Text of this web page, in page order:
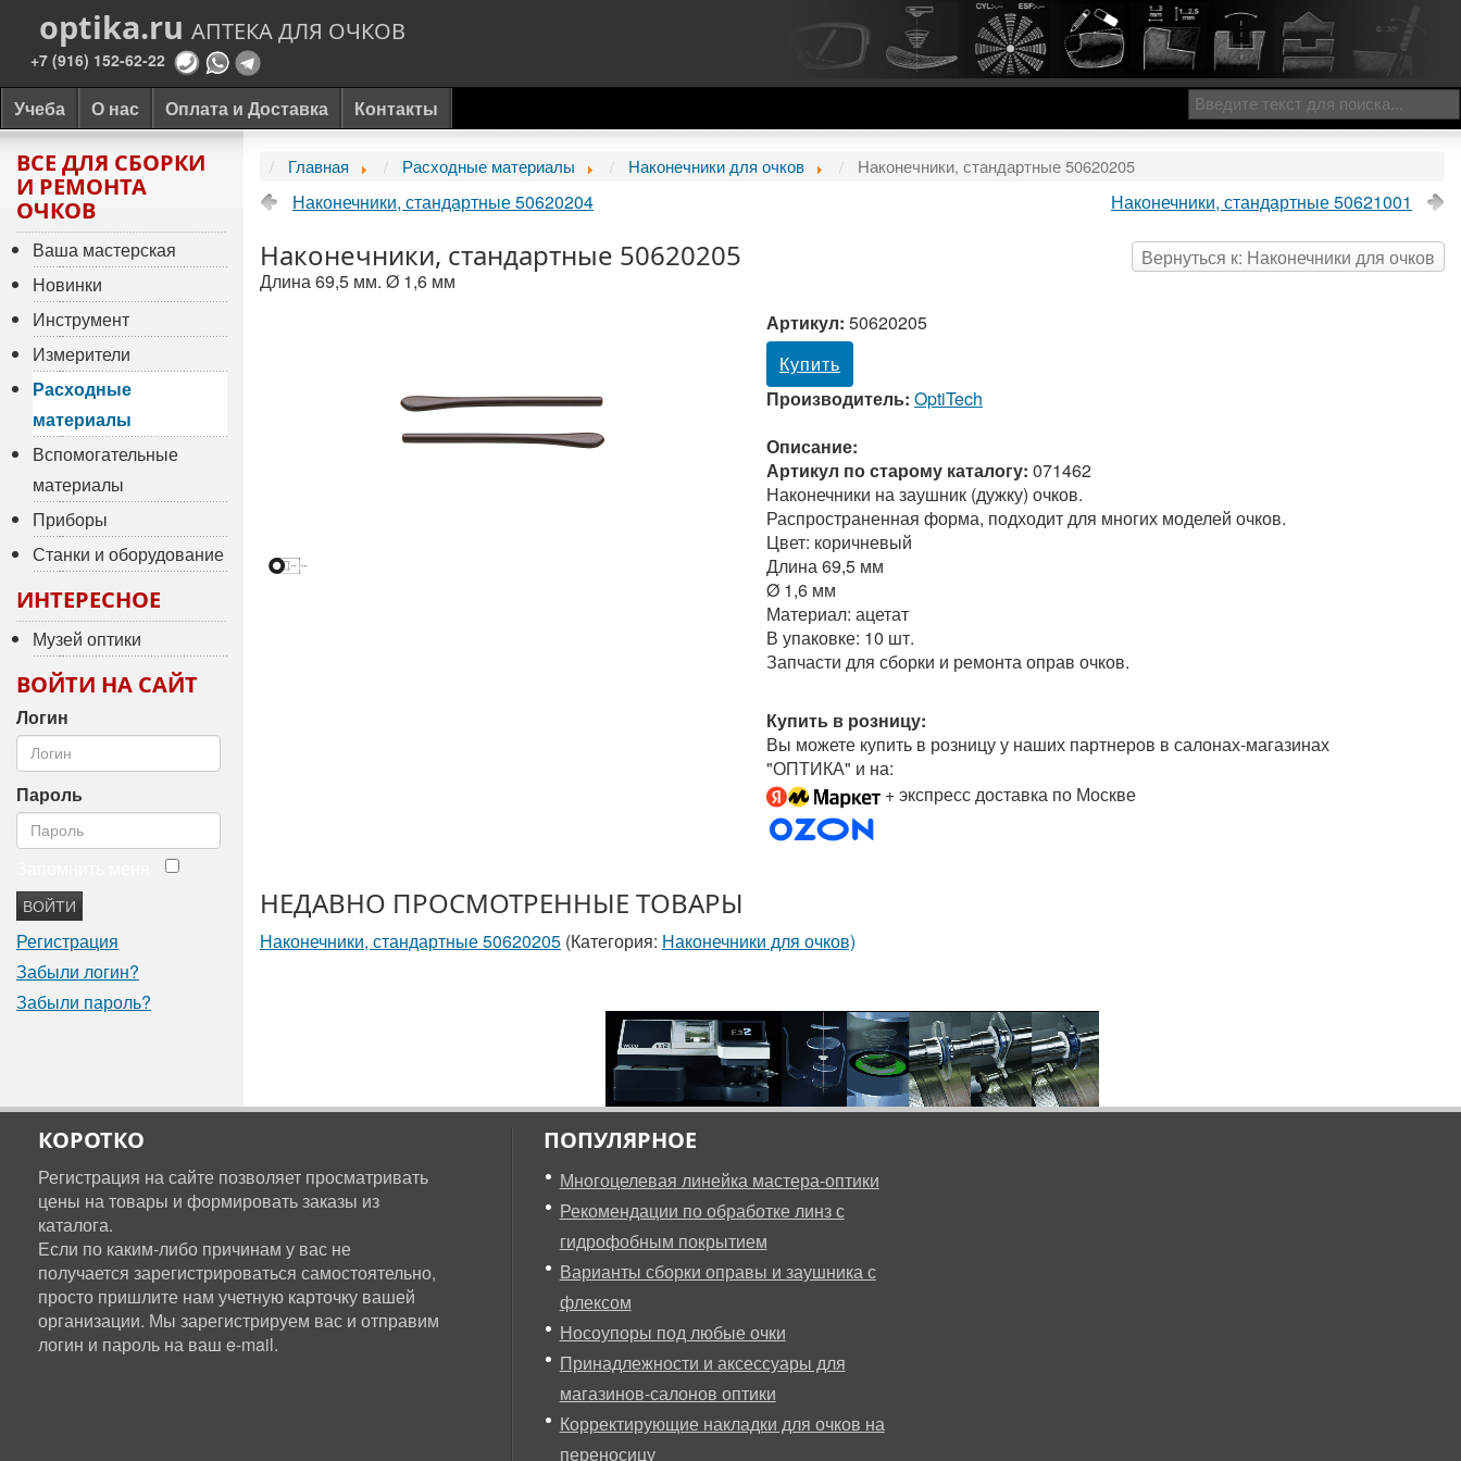
optika.ruАПТЕКА ДЛЯ ОЧКОВ
+7 (916) 152-62-22
Учеба О нас Оплата и Доставка Контакты
ВСЕ ДЛЯ СБОРКИ
И РЕМОНТА
ОЧКОВ
Ваша мастерская
Новинки
Инструмент
Измерители
Расходные
материалы
Вспомогательные
материалы
Приборы
Станки и оборудование
ИНТЕРЕСНОЕ
Музей оптики
ВОЙТИ НА САЙТ
Логин
Пароль
ВОЙТИ
Регистрация
Забыли логин?
Забыли пароль?
Главная Расходные материалы Наконечники для очков Наконечники, стандартные 50620205
Наконечники, стандартные 50620204 Наконечники, стандартные 50621001
Вернуться к: Наконечники для очков
Наконечники, стандартные 50620205
Длина 69,5 мм. Ø 1,6 мм
Артикул: 50620205
Купить
Производитель: OptiTech
Описание:
Артикул по старому каталогу: 071462
Наконечники на заушник (дужку) очков.
Распространенная форма, подходит для многих моделей очков.
Цвет: коричневый
Длина 69,5 мм
Ø 1,6 мм
Материал: ацетат
В упаковке: 10 шт.
Запчасти для сборки и ремонта оправ очков.
Купить в розницу:
Вы можете купить в розницу у наших партнеров в салонах-магазинах
"ОПТИКА" и на:
+ экспресс доставка по Москве
НЕДАВНО ПРОСМОТРЕННЫЕ ТОВАРЫ
Наконечники, стандартные 50620205 (Категория: Наконечники для очков)
КОРОТКО
Регистрация на сайте позволяет просматривать
цены на товары и формировать заказы из
каталога.
Если по каким-либо причинам у вас не
получается зарегистрироваться самостоятельно,
просто пришлите нам учетную карточку вашей
организации. Мы зарегистрируем вас и отправим
логин и пароль на ваш e-mail.
ПОПУЛЯРНОЕ
Многоцелевая линейка мастера-оптики
Рекомендации по обработке линз с
гидрофобным покрытием
Варианты сборки оправы и заушника с
флексом
Носоупоры под любые очки
Принадлежности и аксессуары для
магазинов-салонов оптики
Корректирующие накладки для очков на
переносицу